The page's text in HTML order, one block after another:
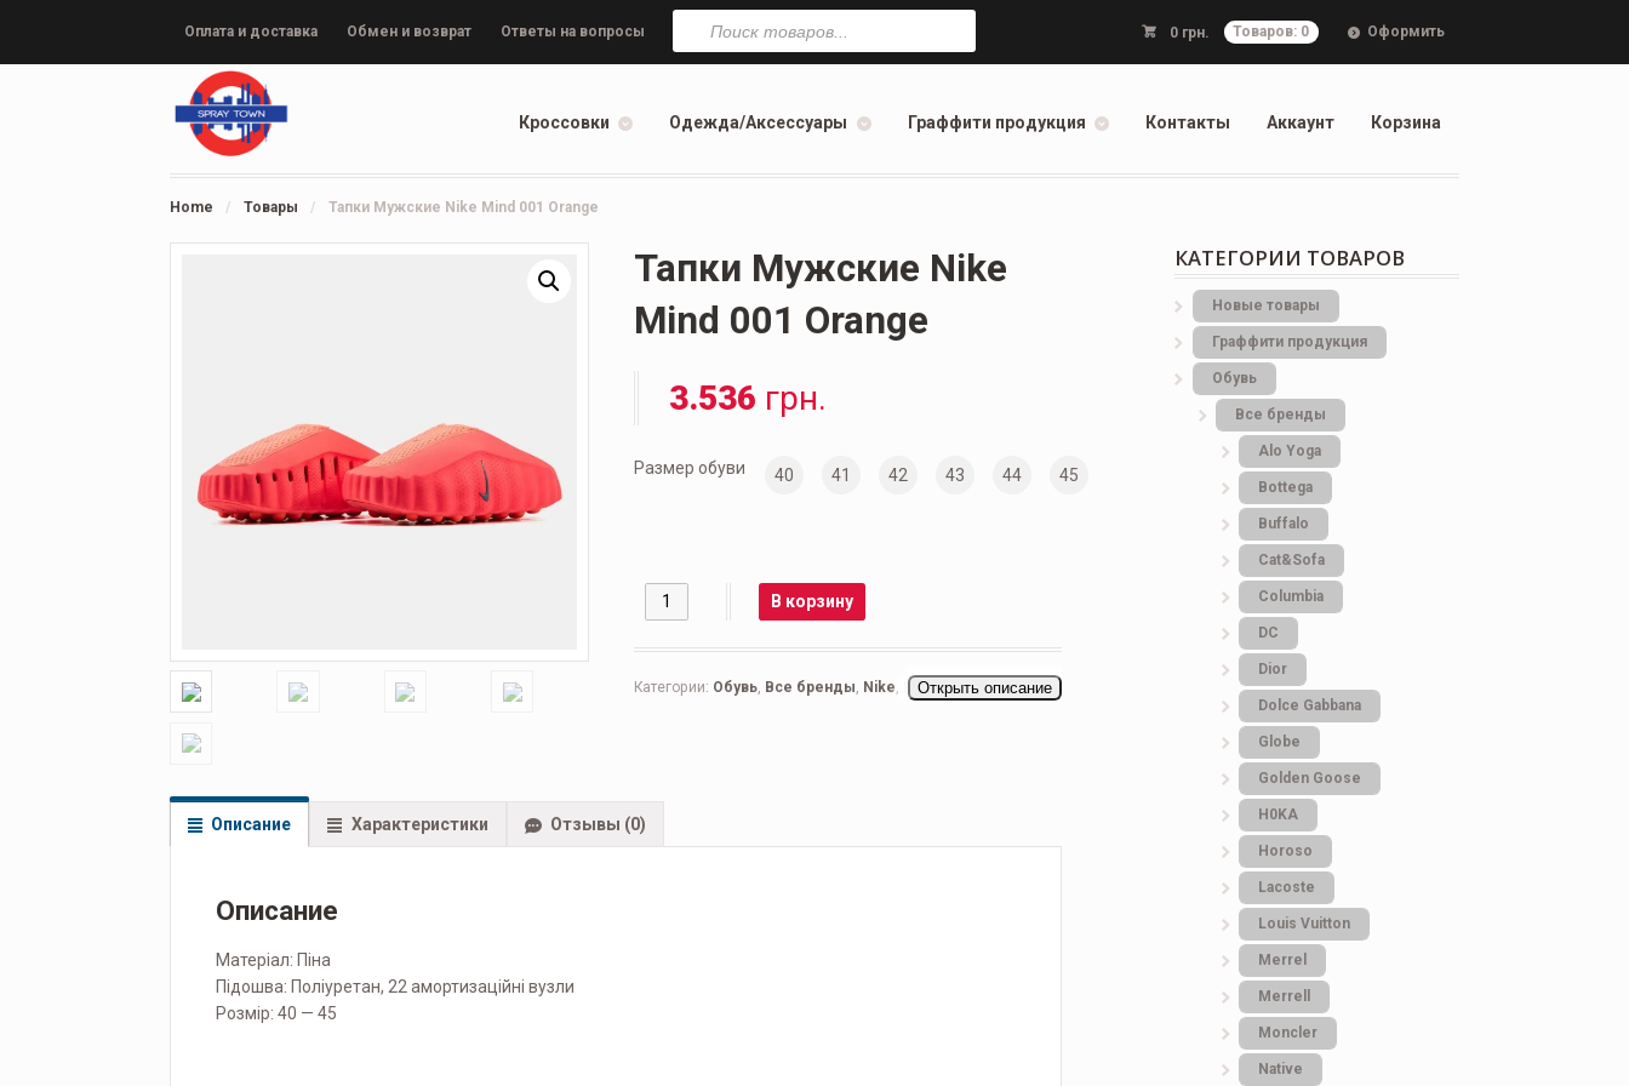
Оплата и доставка Обмен и возврат Ответы на вопросы 0 грн. Товаров: 0 Оформить
Поиск
товаров
Кроссовки Одежда/Аксессуары Граффити продукция Контакты Аккаунт Корзина
Home / Товары / Тапки Мужские Nike Mind 001 Orange
Тапки Мужские Nike
Mind 001 Orange
3.536 грн.
Размер обуви 40 41 42 43 44 45
Количество В корзину
Категории: Обувь, Все бренды Nike Мужская обувь,
Открыть описание
Описание Характеристики Отзывы (0)
Описание
Матеріал: Піна
Підошва: Поліуретан, 22 амортизаційні вузли
Розмір: 40 — 45
КАТЕГОРИИ ТОВАРОВ
Новые товары
Граффити продукция
Обувь
Все бренды
Alo Yoga
Bottеga
Buffalo
Cat&Sofa
Columbia
DC
Dior
Dolce Gabbana
Globe
Golden Goose
H0KA
Horoso
Lacoste
Louis Vuitton
Merrel
Merrell
Moncler
Native